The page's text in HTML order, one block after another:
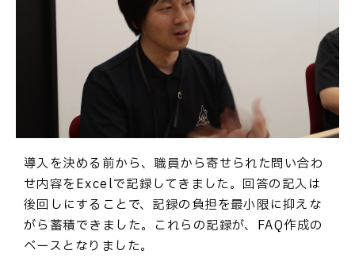
導入を決める前から、職員から寄せられた問い合わ
せ内容をExcelで記録してきました。回答の記入は
後回しにすることで、記録の負担を最小限に抑えな
がら蓄積できました。これらの記録が、FAQ作成の
ベースとなりました。